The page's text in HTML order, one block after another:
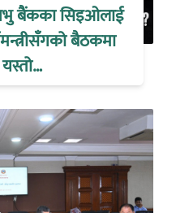
बैंकका सिइओलाई
बैठकमा